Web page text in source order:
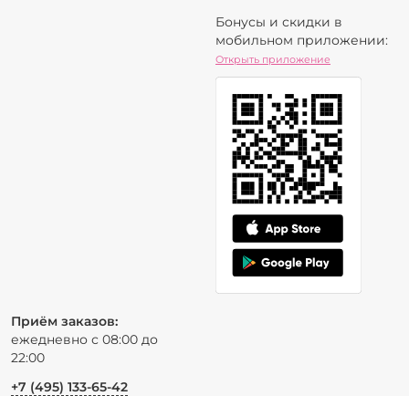
Бонусы и скидки в
мобильном приложении:
Открыть приложение
Приём заказов:
ежедневно с 08:00 до
22:00
+7 (495) 133-65-42